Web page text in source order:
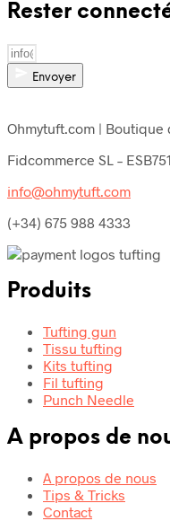
Rester
Envoyer
Ohmytuft.com |
Fidcommerce SL –
info@ohmytuft.com
(+34) 675 988 4333
Produits
Tufting gun
Tissu tufting
Kits tufting
Fil tufting
Punch Needle
A propos de
A propos de nous
Tips & Tricks
Contact